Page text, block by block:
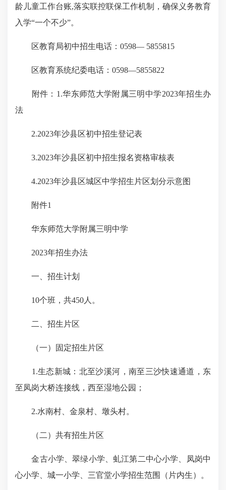
龄儿童工作台账,落实联控联保工作机制，确保义务教育
入学“一个不少”。
区教育局初中招生电话：0598— 5855815
区教育系统纪委电话：0598—5855822
附件：1.华东师范大学附属三明中学2023年招生办
法
2.2023年沙县区初中招生登记表
3.2023年沙县区初中招生报名资格审核表
4.2023年沙县区城区中学招生片区划分示意图
附件1
华东师范大学附属三明中学
2023年招生办法
一、招生计划
10个班，共450人。
二、招生片区
（一）固定招生片区
1.生态新城：北至沙溪河，南至三沙快速通道，东
至凤岗大桥连接线，西至湿地公园；
2.水南村、金泉村、墩头村。
（二）共有招生片区
金古小学、翠绿小学、虬江第二中心小学、凤岗中
心小学、城一小学、三官堂小学招生范围（片内生）。